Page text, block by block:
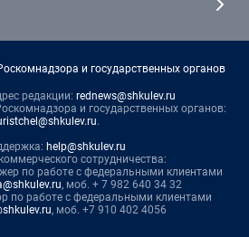
и государственных органов
редакции: rednews@shkulev.ru
и государственных органов:
.
help@shkulev.ru
сотрудничества:
по работе с федеральными клиентами
, моб. + 7 982 640 34 32
по работе с федеральными клиентами
, моб. +7 910 402 4056